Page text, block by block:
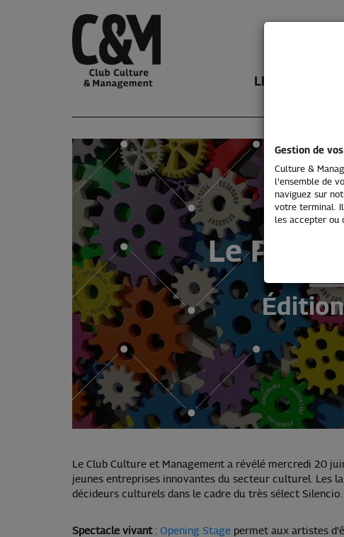
LE CLUB
Le Prix
Le Club Culture et Management a révélé mercredi 20
jeunes entreprises innovantes du secteur culturel. Les
décideurs culturels dans le cadre du très sélect Silencio.
Spectacle vivant: Opening Stage permet aux artistes
Gestion de
Culture &
l'ensemble de
naviguez sur
votre terminal.
les accepter ou